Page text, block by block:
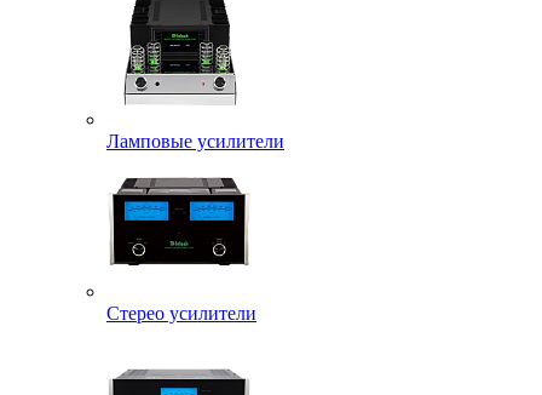
Ламповые усилители
Стерео усилители